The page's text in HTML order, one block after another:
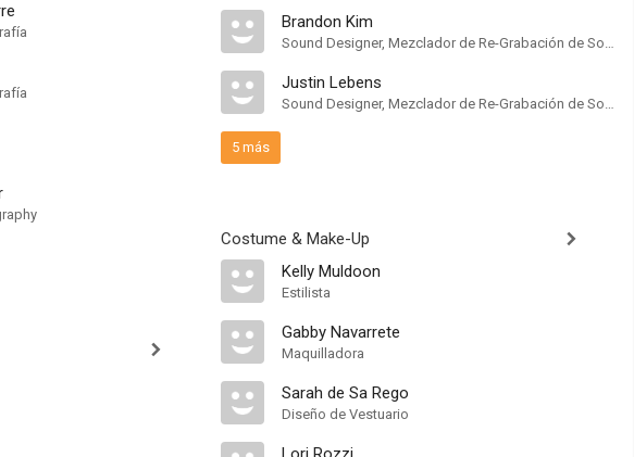
Brandon Kim
Sound Designer, Mezclador de Re-Grabación de Sonido
Justin Lebens
Sound Designer, Mezclador de Re-Grabación de Sonido, Foley Artist
5 más
Costume & Make-Up
Kelly Muldoon
Estilista
Gabby Navarrete
Maquilladora
Sarah de Sa Rego
Diseño de Vestuario